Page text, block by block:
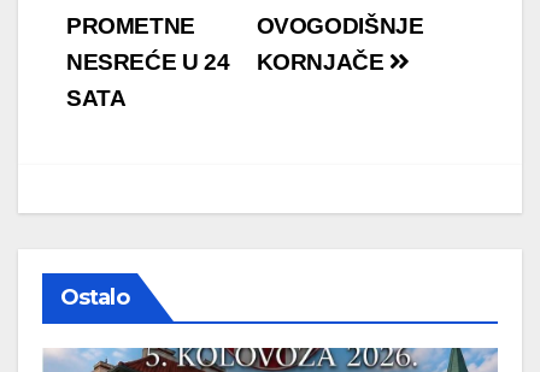
objava
OVOGODIŠNJE
KORNJAČE
PROMETNE
NESREĆE U 24
SATA
Ostalo